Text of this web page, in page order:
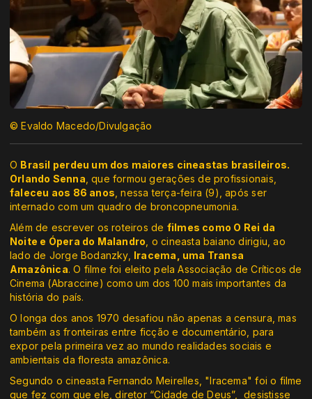
© Evaldo Macedo/Divulgação
O Brasil perdeu um dos maiores cineastas brasileiros.
Orlando Senna , que formou gerações de profissionais,
faleceu aos 86 anos , nessa terça-feira (9), após ser
internado com um quadro de broncopneumonia.
Além de escrever os roteiros de filmes como O Rei da
Noite e Ópera do Malandro , o cineasta baiano dirigiu, ao
lado de Jorge Bodanzky, Iracema, uma Transa
Amazônica. O filme foi eleito pela Associação de Críticos de
Cinema (Abraccine) como um dos 100 mais importantes da
história do país.
O longa dos anos 1970 desafiou não apenas a censura, mas
também as fronteiras entre ficção e documentário, para
expor pela primeira vez ao mundo realidades sociais e
ambientais da floresta amazônica.
Segundo o cineasta Fernando Meirelles, "Iracema" foi o filme
que fez com que ele, diretor “Cidade de Deus”, desistisse